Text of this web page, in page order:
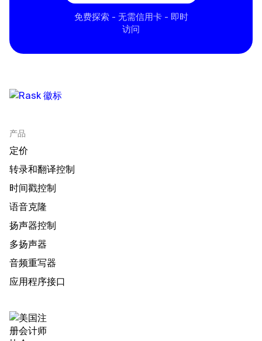
免费探索 - 无需信用卡 - 即时
访问
产品
定价
转录和翻译控制
时间戳控制
语音克隆
扬声器控制
多扬声器
音频重写器
应用程序接口